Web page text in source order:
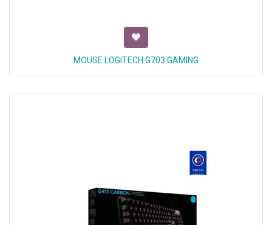
MOUSE LOGITECH G703 GAMING